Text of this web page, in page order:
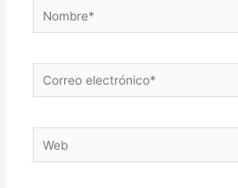
Nombre*
Correo
electrónico*
Web